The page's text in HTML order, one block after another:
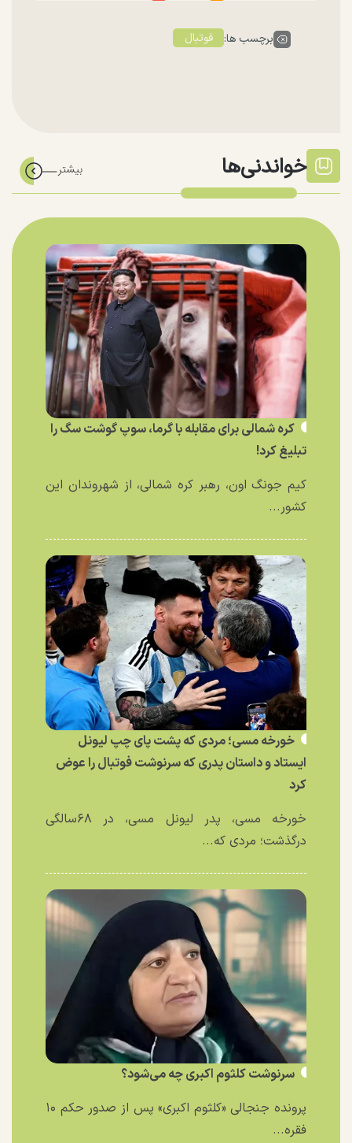
برچسب ها: فوتبال
خواندنی‌ها
کره شمالی برای مقابله با گرما، سوپ گوشت سگ را
تبلیغ کرد!
کیم جونگ اون، رهبر کره شمالی، از شهروندان این
کشور...
خورخه مسی؛ مردی که پشت پای چپ لیونل
ایستاد و داستان پدری که سرنوشت فوتبال را عوض
کرد
خورخه مسی، پدر لیونل مسی، در ۶۸سالگی
درگذشت؛ مردی که...
سرنوشت کلثوم اکبری چه می‌شود؟
پرونده جنجالی «کلثوم اکبری» پس از صدور حکم ۱۰
فقره...